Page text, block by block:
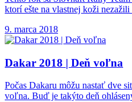
ktorí ešte na vlastnej koži
9. marca 2018
Dakar 2018 | Deň voľna
Počas Dakaru môžu nastať dve
voľna. Buď je takýto deň